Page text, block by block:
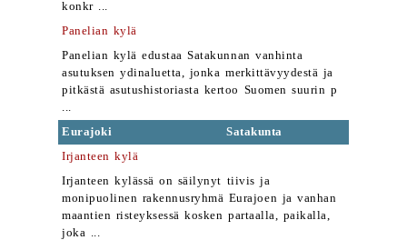
konkr ...
Panelian kylä
Panelian kylä edustaa Satakunnan vanhinta
asutuksen ydinaluetta, jonka merkittävyydestä ja
pitkästä asutushistoriasta kertoo Suomen suurin p
...
Eurajoki
Satakunta
Irjanteen kylä
Irjanteen kylässä on säilynyt tiivis ja
monipuolinen rakennusryhmä Eurajoen ja vanhan
maantien risteyksessä kosken partaalla, paikalla,
joka ...